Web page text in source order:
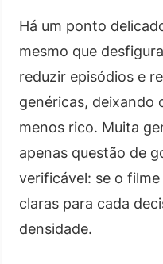
Há um ponto
mesmo que
reduzir episódios e
genéricas, deixando
menos rico. Muita
apenas questão de
verificável: se o
claras para cada
densidade.